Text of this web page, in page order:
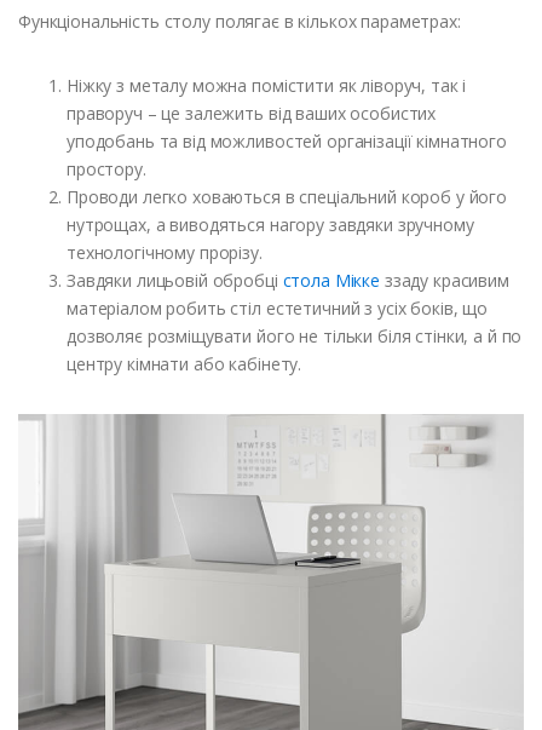
Функціональність столу полягає в кількох параметрах:
Ніжку з металу можна помістити як ліворуч, так і
праворуч – це залежить від ваших особистих
уподобань та від можливостей організації кімнатного
простору.
Проводи легко ховаються в спеціальний короб у його
нутрощах, а виводяться нагору завдяки зручному
технологічному прорізу.
Завдяки лицьовій обробці стола Мікке ззаду красивим
матеріалом робить стіл естетичний з усіх боків, що
дозволяє розміщувати його не тільки біля стінки, а й по
центру кімнати або кабінету.